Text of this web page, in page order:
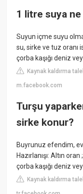
1 litre suya
Suyun içme suyu
su, sirke ve tuz oranı
çorba kaşığı deniz
Kaynak kaldırma
m.facebook.com
Turşu
sirke konur?
Buyrunuz efendim,
Hazırlanışı: Altın
çorba kaşığı deniz
Kaynak kaldırma